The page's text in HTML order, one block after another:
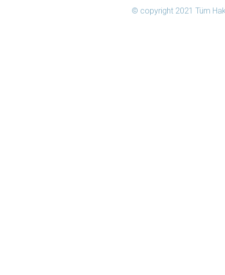
© copyright 2021 Tüm